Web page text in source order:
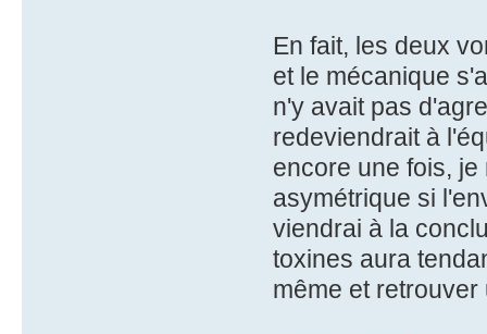
En fait, les deux
et le mécanique
n'y avait pas
redeviendrait à
encore une fois,
asymétrique si
viendrai à la
toxines aura
même et